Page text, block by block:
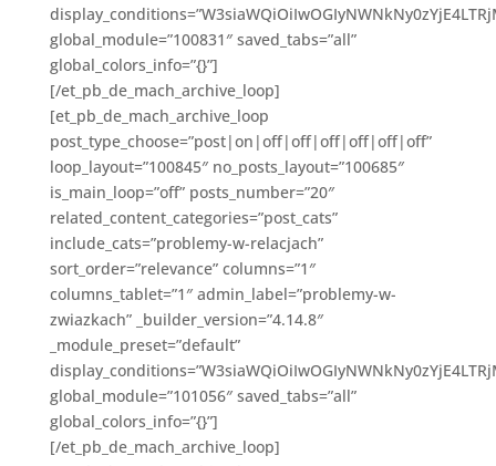
global_module=”100831″ saved_tabs=”all”
global_colors_info=”{}”]
[/et_pb_de_mach_archive_loop]
[et_pb_de_mach_archive_loop
post_type_choose=”post|on|off|off|off|off|off|off”
loop_layout=”100845″ no_posts_layout=”100685″
is_main_loop=”off” posts_number=”20″
related_content_categories=”post_cats”
include_cats=”problemy-w-relacjach”
sort_order=”relevance” columns=”1″
columns_tablet=”1″ admin_label=”problemy-w-
zwiazkach” _builder_version=”4.14.8″
_module_preset=”default”
global_module=”101056″ saved_tabs=”all”
global_colors_info=”{}”]
[/et_pb_de_mach_archive_loop]